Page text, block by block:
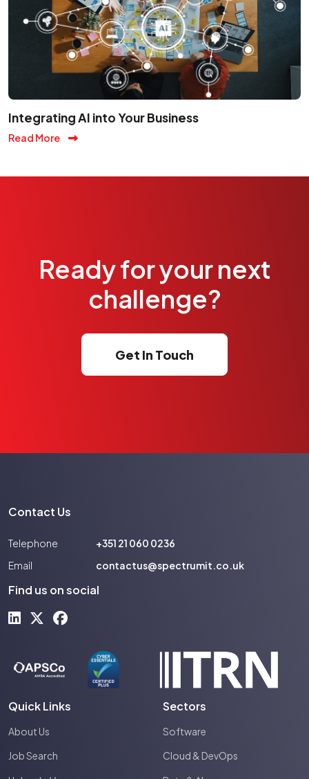
Integrating AI into Your Business
Read More
Ready for your next
challenge?
Get In Touch
Contact Us
Telephone
+351 21 060 0236
Email
contactus@spectrumit.co.uk
Find us on social
Quick Links
About Us
Job Search
Sectors
Software
Cloud & DevOps